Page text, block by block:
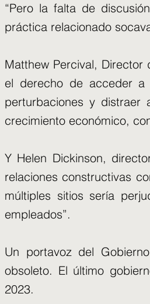
“Pero la falta de
práctica relacionado
Matthew Percival,
el derecho de acceder a
perturbaciones y
crecimiento económico,
Y Helen Dickinson,
relaciones constructivas
múltiples sitios sería
empleados”.
Un portavoz del
obsoleto. El último
2023.